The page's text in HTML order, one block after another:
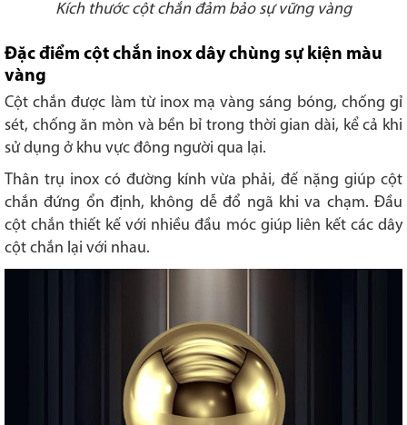
Kích thước cột chắn đảm bảo sự vững vàng
Đặc điểm cột chắn inox dây chùng sự kiện màu
vàng
Cột chắn được làm từ inox mạ vàng sáng bóng, chống gỉ
sét, chống ăn mòn và bền bỉ trong thời gian dài, kể cả khi
sử dụng ở khu vực đông người qua lại.
Thân trụ inox có đường kính vừa phải, đế nặng giúp cột
chắn đứng ổn định, không dễ đổ ngã khi va chạm. Đầu
cột chắn thiết kế với nhiều đầu móc giúp liên kết các dây
cột chắn lại với nhau.